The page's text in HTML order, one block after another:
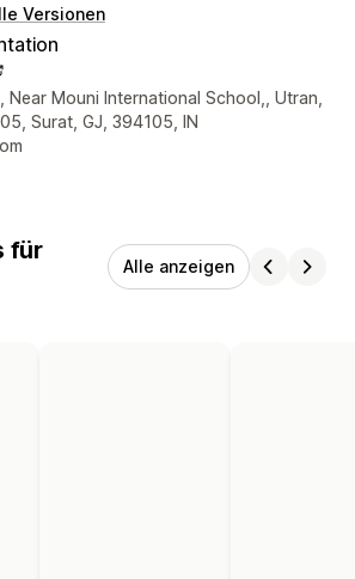
Versionen
Near Mouni International School,, Utran,
Surat, GJ, 394105, IN
für
Alle anzeigen